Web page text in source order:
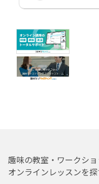
趣味の教室・ワークショ
オンラインレッスンを